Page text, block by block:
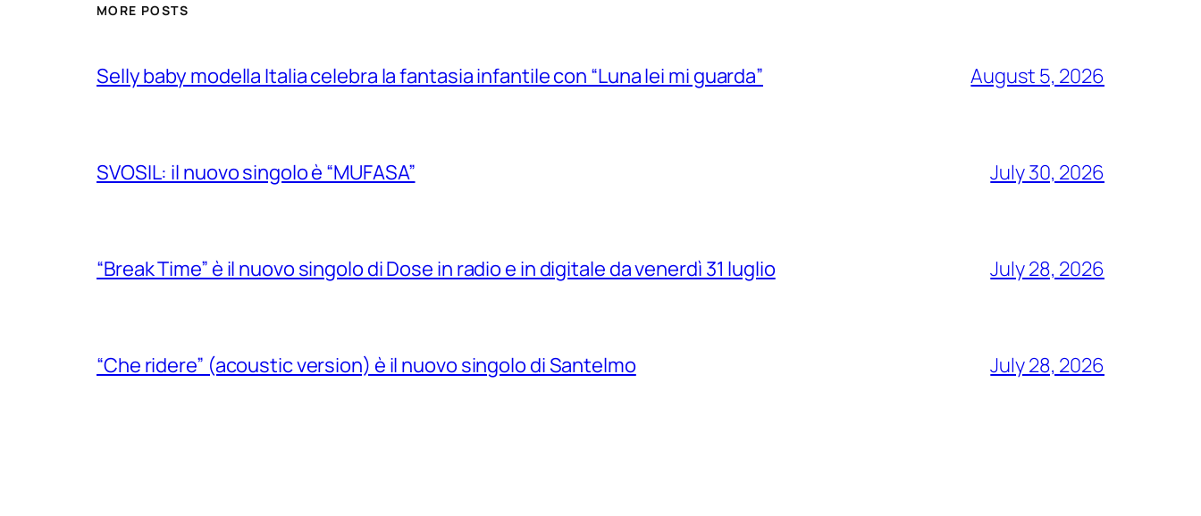
MORE POSTS
Selly baby modella Italia celebra la fantasia infantile con “Luna lei mi guarda” August 5, 2026
SVOSIL: il nuovo singolo è “MUFASA” July 30, 2026
“Break Time” è il nuovo singolo di Dose in radio e in digitale da venerdì 31 luglio July 28, 2026
“Che ridere” (acoustic version) è il nuovo singolo di Santelmo July 28, 2026